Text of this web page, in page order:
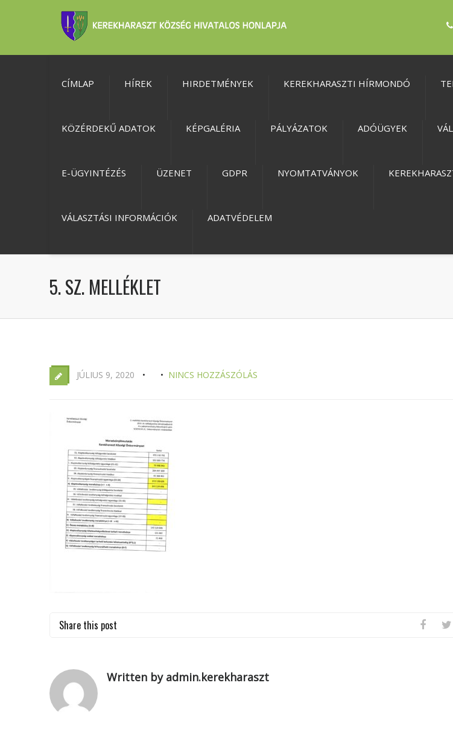
CÍMLAP HÍREK HIRDETMÉNYEK KEREKHARASZTI HÍRMONDÓ
KÖZÉRDEKŰ ADATOK KÉPGALÉRIA PÁLYÁZATOK ADÓÜGYEK
E-ÜGYINTÉZÉS ÜZENET GDPR NYOMTATVÁNYOK
VÁLASZTÁSI INFORMÁCIÓK ADATVÉDELEM
5. SZ. MELLÉKLET
JÚLIUS 9, 2020 NINCS HOZZÁSZÓLÁS
Share this post
Written by admin.kerekharaszt